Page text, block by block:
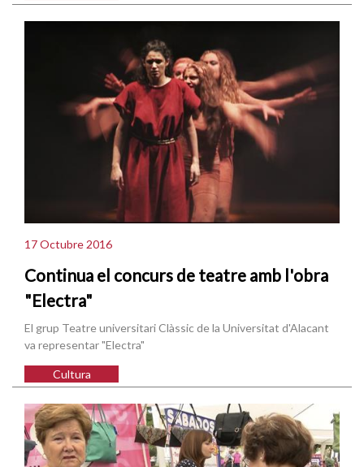
17 Octubre 2016
Continua el concurs de teatre amb l'obra
"Electra"
El grup Teatre universitari Clàssic de la Universitat d'Alacant
va representar "Electra"
Cultura